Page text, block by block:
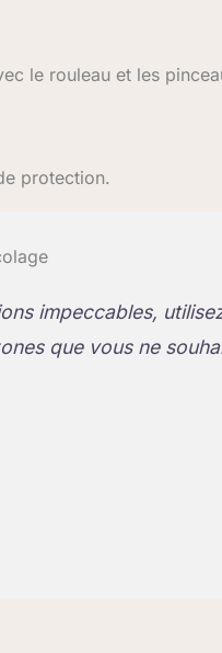
le rouleau et les
protection.
impeccables,
que vous ne